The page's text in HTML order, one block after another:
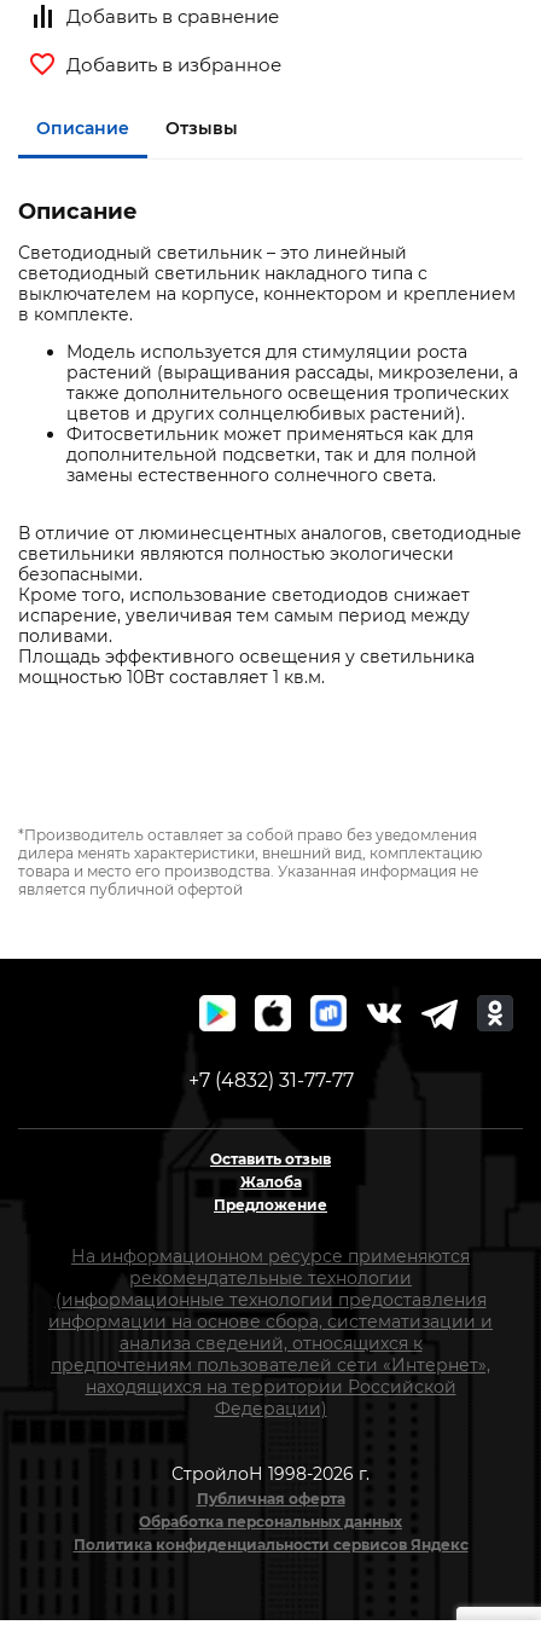
Добавить в сравнение
Добавить в избранное
Описание Отзывы
Описание
Светодиодный светильник – это линейный
светодиодный светильник накладного типа с
выключателем на корпусе, коннектором и креплением
в комплекте.
Модель используется для стимуляции роста
растений (выращивания рассады, микрозелени, а
также дополнительного освещения тропических
цветов и других солнцелюбивых растений).
Фитосветильник может применяться как для
дополнительной подсветки, так и для полной
замены естественного солнечного света.
В отличие от люминесцентных аналогов, светодиодные
светильники являются полностью экологически
безопасными.
Кроме того, использование светодиодов снижает
испарение, увеличивая тем самым период между
поливами.
Площадь эффективного освещения у светильника
мощностью 10Вт составляет 1 кв.м.
*Производитель оставляет за собой право без уведомления
дилера менять характеристики, внешний вид, комплектацию
товара и место его производства. Указанная информация не
является публичной офертой
+7 (4832) 31-77-77
Оставить отзыв
Жалоба
Предложение
На информационном ресурсе применяются
рекомендательные технологии
(информационные технологии предоставления
информации на основе сбора, систематизации и
анализа сведений, относящихся к
предпочтениям пользователей сети «Интернет»,
находящихся на территории Российской
Федерации)
СтройлоН 1998-2026 г.
Публичная оферта
Обработка персональных данных
Политика конфиденциальности сервисов Яндекс